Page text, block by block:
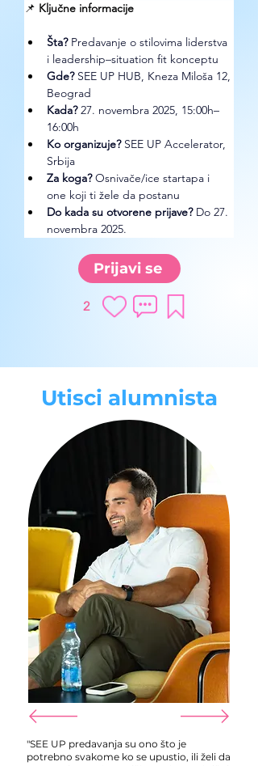
📌 Ključne informacije
Šta? Predavanje o stilovima liderstva
i leadership–situation fit konceptu
Gde? SEE UP HUB, Kneza Miloša 12,
Beograd
Kada? 27. novembra 2025, 15:00h–
16:00h
Ko organizuje? SEE UP Accelerator,
Srbija
Za koga? Osnivače/ice startapa i
one koji ti žele da postanu
Do kada su otvorene prijave? Do 27.
novembra 2025.
Prijavi se
2
Utisci alumnista
"SEE UP predavanja su ono što je
potrebno svakome ko se upustio, ili želi da